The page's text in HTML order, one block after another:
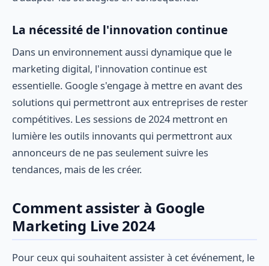
La nécessité de l'innovation continue
Dans un environnement aussi dynamique que le
marketing digital, l'innovation continue est
essentielle. Google s'engage à mettre en avant des
solutions qui permettront aux entreprises de rester
compétitives. Les sessions de 2024 mettront en
lumière les outils innovants qui permettront aux
annonceurs de ne pas seulement suivre les
tendances, mais de les créer.
Comment assister à Google
Marketing Live 2024
Pour ceux qui souhaitent assister à cet événement, le